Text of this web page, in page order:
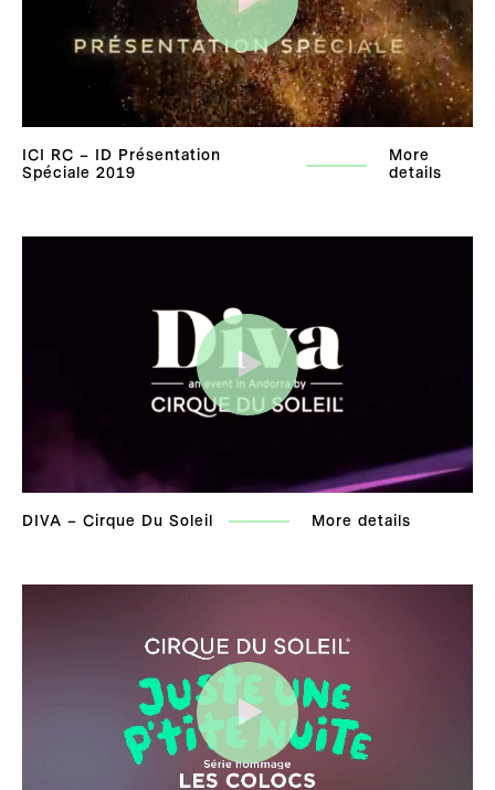
ICI RC – ID Présentation
Spéciale 2019
More
details
DIVA – Cirque Du Soleil More details